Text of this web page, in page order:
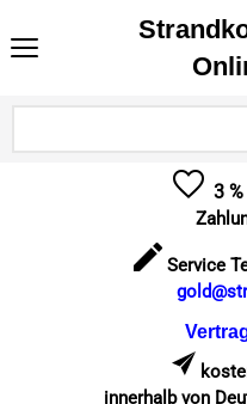
3
Zahlung
Service
innerhalb von